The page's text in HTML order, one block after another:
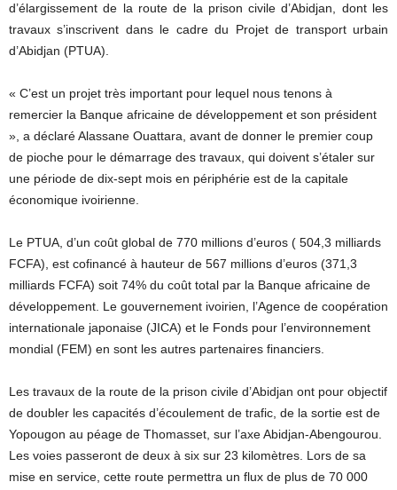
d’élargissement de la route de la prison civile d’Abidjan, dont les
travaux s’inscrivent dans le cadre du Projet de transport urbain
d’Abidjan (PTUA).
« C’est un projet très important pour lequel nous tenons à
remercier la Banque africaine de développement et son président
», a déclaré Alassane Ouattara, avant de donner le premier coup
de pioche pour le démarrage des travaux, qui doivent s’étaler sur
une période de dix-sept mois en périphérie est de la capitale
économique ivoirienne.
Le PTUA, d’un coût global de 770 millions d’euros ( 504,3 milliards
FCFA), est cofinancé à hauteur de 567 millions d’euros (371,3
milliards FCFA) soit 74% du coût total par la Banque africaine de
développement. Le gouvernement ivoirien, l’Agence de coopération
internationale japonaise (JICA) et le Fonds pour l’environnement
mondial (FEM) en sont les autres partenaires financiers.
Les travaux de la route de la prison civile d’Abidjan ont pour objectif
de doubler les capacités d’écoulement de trafic, de la sortie est de
Yopougon au péage de Thomasset, sur l’axe Abidjan-Abengourou.
Les voies passeront de deux à six sur 23 kilomètres. Lors de sa
mise en service, cette route permettra un flux de plus de 70 000